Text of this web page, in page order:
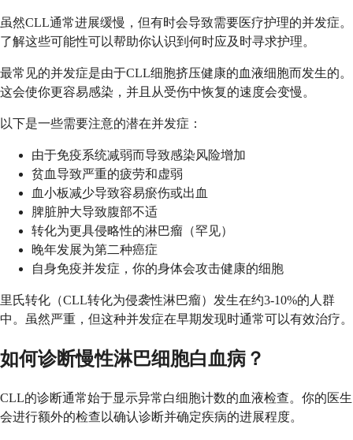
虽然CLL通常进展缓慢，但有时会导致需要医疗护理的并发症。
了解这些可能性可以帮助你认识到何时应及时寻求护理。
最常见的并发症是由于CLL细胞挤压健康的血液细胞而发生的。
这会使你更容易感染，并且从受伤中恢复的速度会变慢。
以下是一些需要注意的潜在并发症：
由于免疫系统减弱而导致感染风险增加
贫血导致严重的疲劳和虚弱
血小板减少导致容易瘀伤或出血
脾脏肿大导致腹部不适
转化为更具侵略性的淋巴瘤（罕见）
晚年发展为第二种癌症
自身免疫并发症，你的身体会攻击健康的细胞
里氏转化（CLL转化为侵袭性淋巴瘤）发生在约3-10%的人群
中。虽然严重，但这种并发症在早期发现时通常可以有效治疗。
如何诊断慢性淋巴细胞白血病？
CLL的诊断通常始于显示异常白细胞计数的血液检查。你的医生
会进行额外的检查以确认诊断并确定疾病的进展程度。